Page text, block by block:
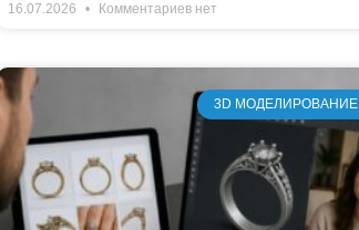
16.07.2026 Комментариев нет
3D МОДЕЛИРОВАНИЕ